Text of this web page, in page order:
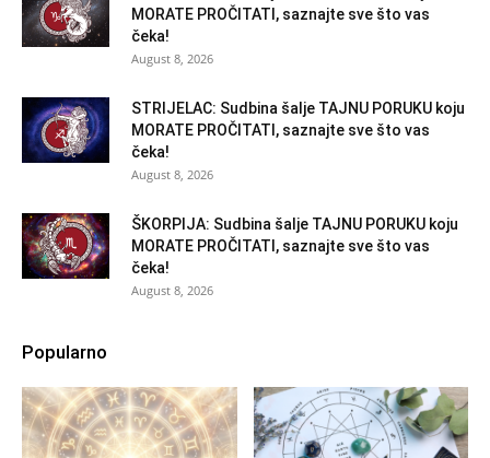
MORATE PROČITATI, saznajte sve što vas
čeka!
August 8, 2026
STRIJELAC: Sudbina šalje TAJNU PORUKU koju
MORATE PROČITATI, saznajte sve što vas
čeka!
August 8, 2026
ŠKORPIJA: Sudbina šalje TAJNU PORUKU koju
MORATE PROČITATI, saznajte sve što vas
čeka!
August 8, 2026
Popularno